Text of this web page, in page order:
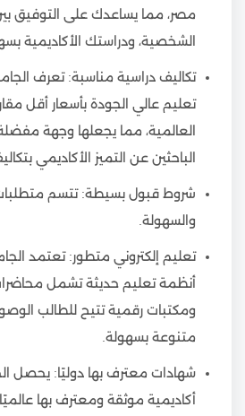
مصر، مما يساعدك على التوفيق
الشخصية، ودراستك الأكاديمية
تكاليف دراسية مناسبة: تعرف
تعليم عالي الجودة بأسعار أقل
العالمية، مما يجعلها وجهة
الباحثين عن التميز الأكاديمي
شروط قبول بسيطة: تتسم
والسهولة.
تعليم إلكتروني متطور: تعتمد
أنظمة تعليم حديثة تشمل
ومكتبات رقمية تتيح للطالب
متنوعة بسهولة.
شهادات معترف بها دوليًا: يحصل
أكاديمية موثقة ومعترف بها